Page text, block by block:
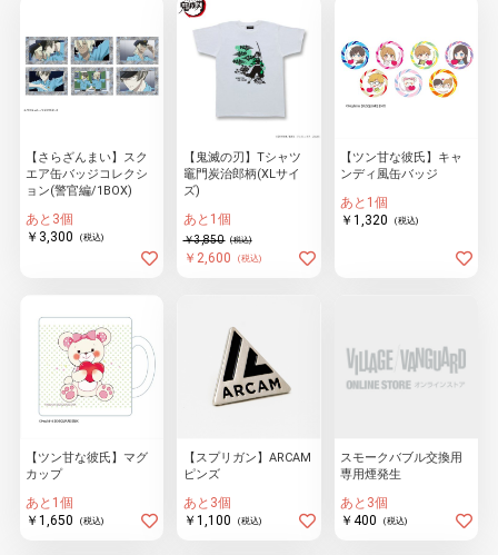
【さらざんまい】スク
エア缶バッジコレクシ
ョン(警官編/1BOX)
あと3個
￥3,300
(税込)
【鬼滅の刃】Tシャツ
竈門炭治郎柄(XLサイ
ズ)
あと1個
￥3,850 (税込)
￥2,600 (税込)
【ツン甘な彼氏】キャ
ンディ風缶バッジ
あと1個
￥1,320
(税込)
【ツン甘な彼氏】マグ
カップ
あと1個
￥1,650
(税込)
【スプリガン】ARCAM
ピンズ
あと3個
￥1,100
(税込)
スモークバブル交換用
専用煙発生
あと3個
￥400
(税込)
イラストレ
ーター
アダルトグ
ッズ